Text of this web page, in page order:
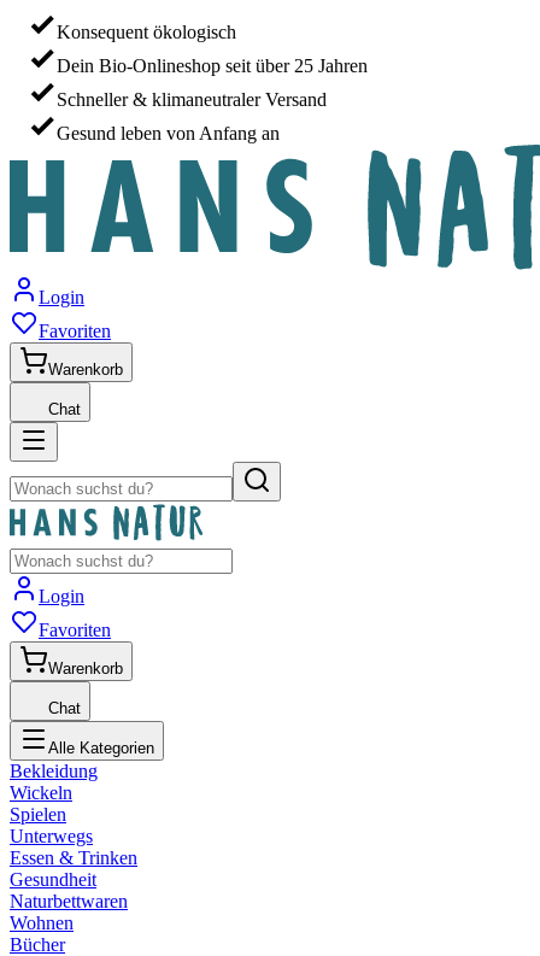
Konsequent ökologisch
Dein Bio-Onlineshop seit über 25 Jahren
Schneller & klimaneutraler Versand
Gesund leben von Anfang an
Login
Favoriten
Warenkorb
Chat
Login
Favoriten
Warenkorb
Chat
Alle Kategorien
Bekleidung
Wickeln
Spielen
Unterwegs
Essen & Trinken
Gesundheit
Naturbettwaren
Wohnen
Bücher